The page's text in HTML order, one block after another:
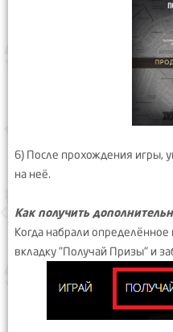
6) После прохождения игры,
на неё.
Как получить
Когда набрали
вкладку "Получай Призы" и